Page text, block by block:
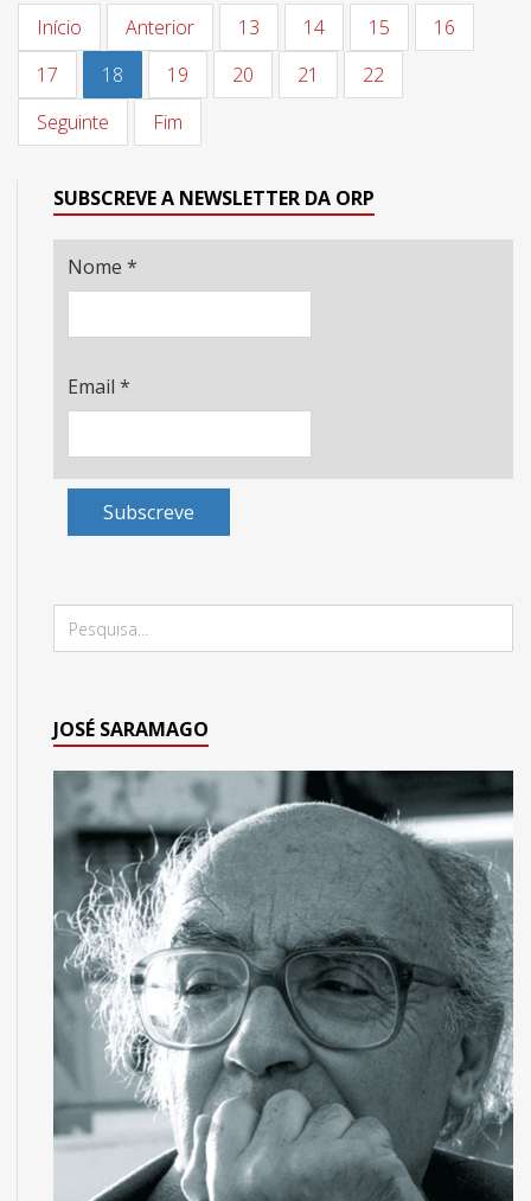
Início Anterior 13 14 15
16
17
18 19 20 21
22
Seguinte
Fim
SUBSCREVE A NEWSLETTER DA ORP
Nome *
Email *
Subscreve
JOSÉ SARAMAGO